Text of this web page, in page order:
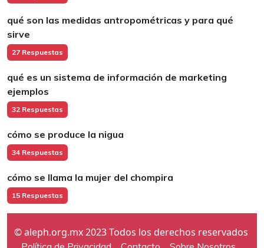
qué son las medidas antropométricas y para qué
sirve
27 Respuestas
qué es un sistema de información de marketing
ejemplos
32 Respuestas
cómo se produce la nigua
34 Respuestas
cómo se llama la mujer del chompira
15 Respuestas
© aleph.org.mx 2023 Todos los derechos reservados